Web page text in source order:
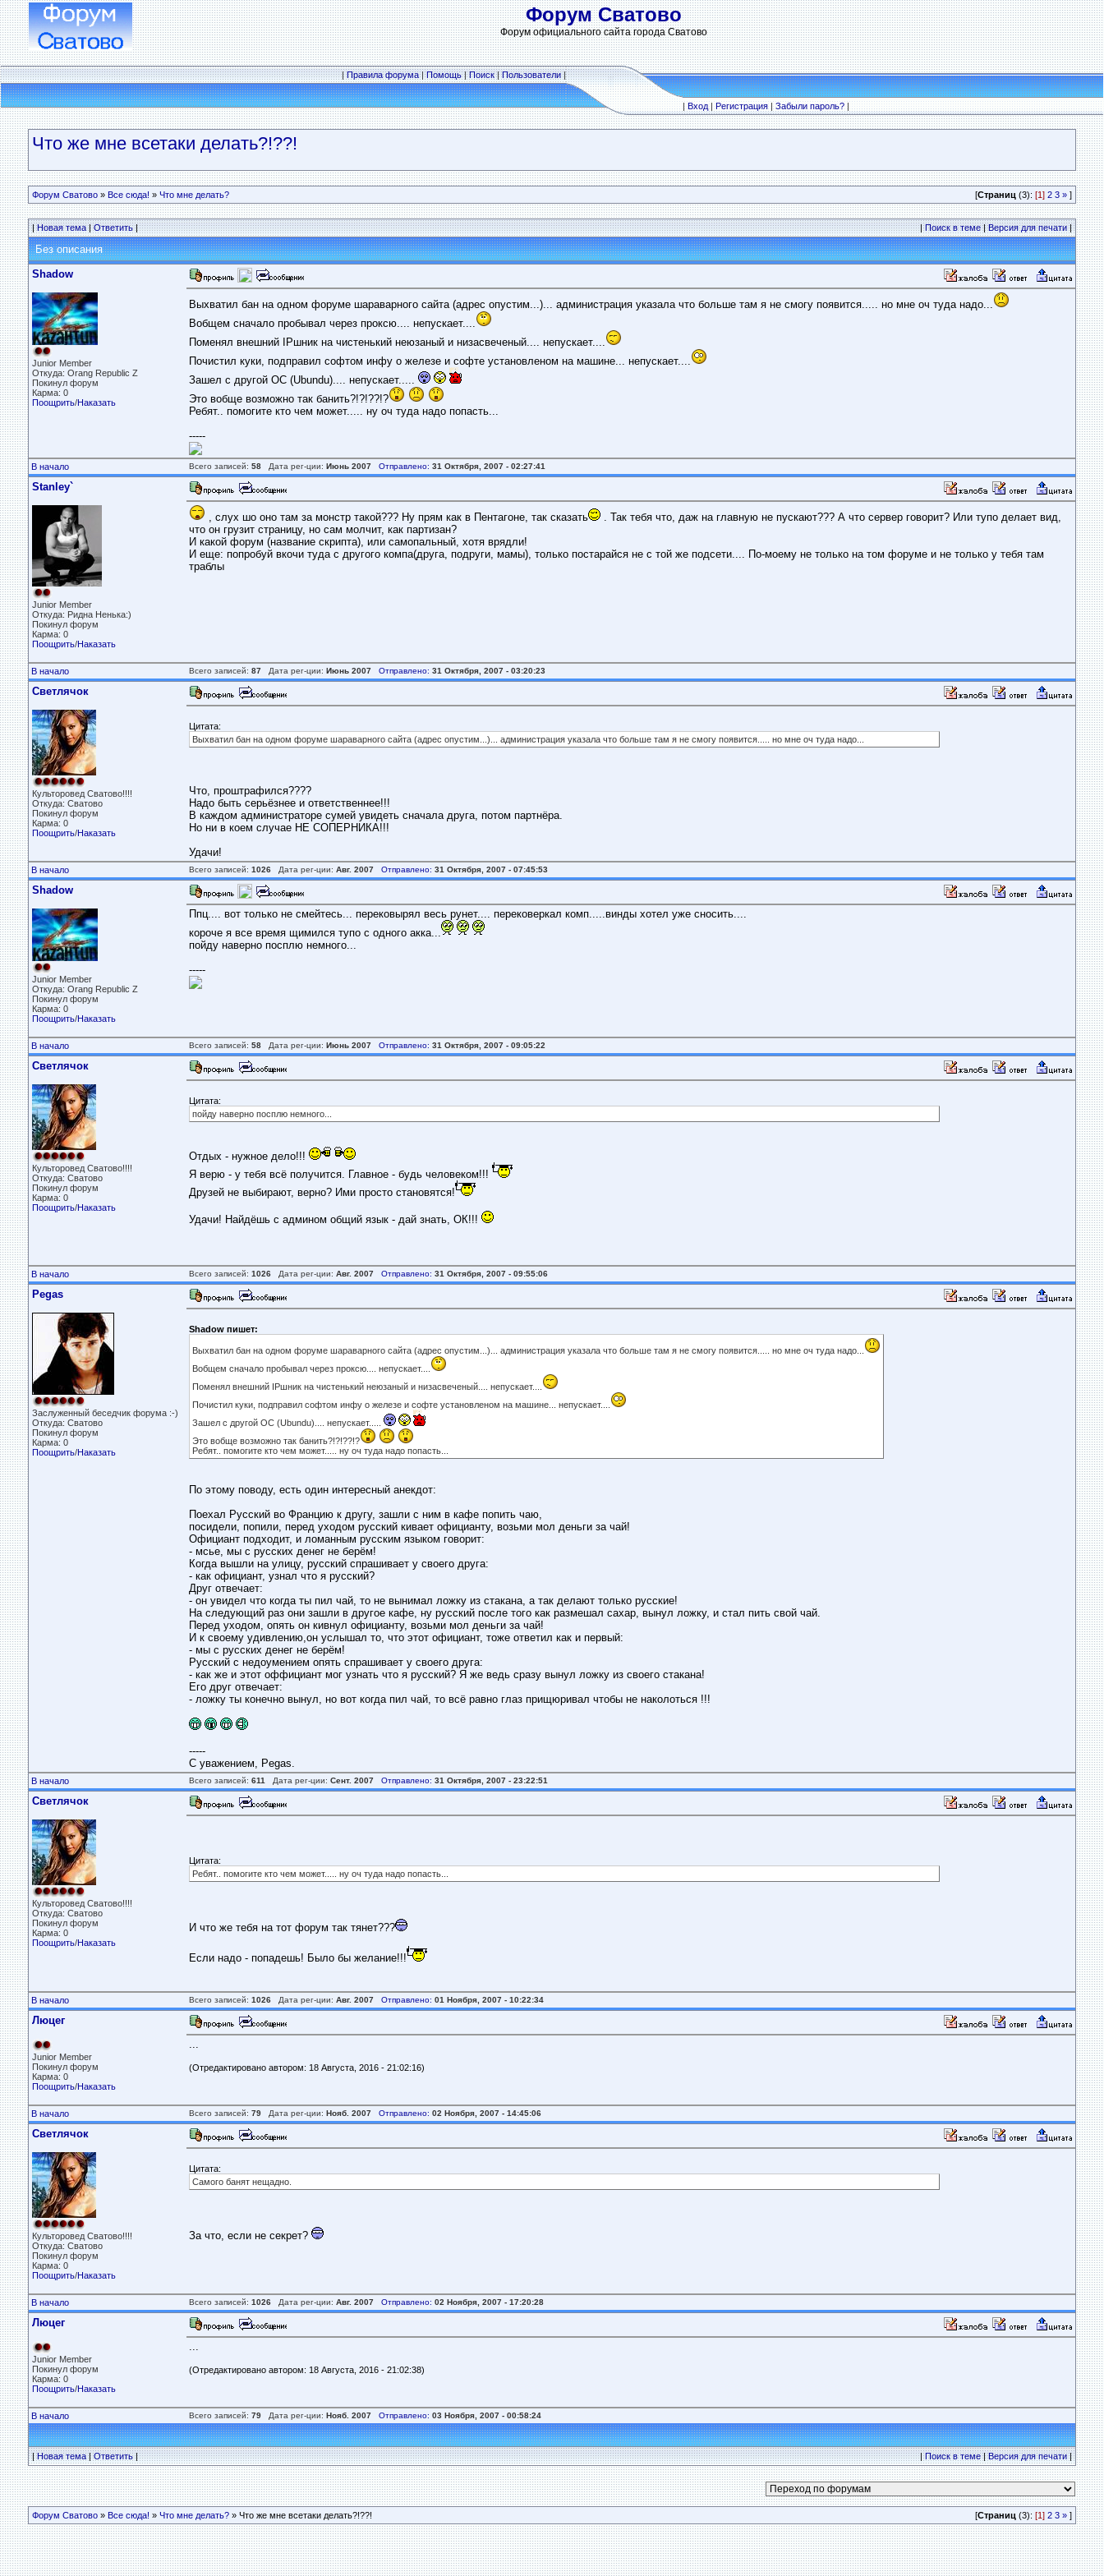
Форум Сватово
Форум официального сайта города Сватово
|Правила форума|Помощь|Поиск|Пользователи|
|Вход|Регистрация|Забыли пароль?|
Что же мне всетаки делать?!??!
Форум Сватово » Все сюда! » Что мне делать? [Страниц (3): [1] 2 3 » ]
|Новая тема|Ответить| |Поиск в теме|Версия для печати|
Без описания
Shadow
Junior Member
Откуда: Orang Republic Z
Покинул форум
Карма: 0
Поощрить/Наказать
Выхватил бан на одном форуме шараварного сайта (адрес опустим...)... администрация указала что больше там я не смогу появится..... но мне оч туда надо...
Вобщем сначало пробывал через проксю.... непускает....
Поменял внешний IPшник на чистенький неюзаный и низасвеченый.... непускает....
Почистил куки, подправил софтом инфу о железе и софте установленом на машине... непускает....
Зашел с другой ОС (Ubundu).... непускает.....
Это вобще возможно так банить?!?!??!?
Ребят.. помогите кто чем может..... ну оч туда надо попасть...
-----
В начало Всего записей: 58 Дата рег-ции: Июнь 2007 Отправлено: 31 Октября, 2007 - 02:27:41
Stanley`
Junior Member
Откуда: Ридна Ненька:)
Покинул форум
Карма: 0
Поощрить/Наказать
, слух шо оно там за монстр такой??? Ну прям как в Пентагоне, так сказать
. Так тебя что, даж на главную не пускают??? А что сервер говорит? Или тупо делает вид,
что он грузит страницу, но сам молчит, как партизан?
И какой форум (название скрипта), или самопальный, хотя врядли!
И еще: попробуй вкочи туда с другого компа(друга, подруги, мамы), только постарайся не с той же подсети.... По-моему не только на том форуме и не только у тебя там
траблы
В начало Всего записей: 87 Дата рег-ции: Июнь 2007 Отправлено: 31 Октября, 2007 - 03:20:23
Светлячок
Культоровед Сватово!!!!
Откуда: Сватово
Покинул форум
Карма: 0
Поощрить/Наказать
Цитата:
Выхватил бан на одном форуме шараварного сайта (адрес опустим...)... администрация указала что больше там я не смогу появится..... но мне оч туда надо...
Что, проштрафился????
Надо быть серьёзнее и ответственнее!!!
В каждом администраторе сумей увидеть сначала друга, потом партнёра.
Но ни в коем случае НЕ СОПЕРНИКА!!!
Удачи!
В начало Всего записей: 1026 Дата рег-ции: Авг. 2007 Отправлено: 31 Октября, 2007 - 07:45:53
Shadow
Junior Member
Откуда: Orang Republic Z
Покинул форум
Карма: 0
Поощрить/Наказать
Ппц.... вот только не смейтесь... перековырял весь рунет.... перековеркал комп.....винды хотел уже сносить....
короче я все время щимился тупо с одного акка...
пойду наверно посплю немного...
-----
В начало Всего записей: 58 Дата рег-ции: Июнь 2007 Отправлено: 31 Октября, 2007 - 09:05:22
Светлячок
Культоровед Сватово!!!!
Откуда: Сватово
Покинул форум
Карма: 0
Поощрить/Наказать
Цитата:
пойду наверно посплю немного...
Отдых - нужное дело!!!
Я верю - у тебя всё получится. Главное - будь человеком!!!
Друзей не выбирают, верно? Ими просто становятся!
Удачи! Найдёшь с админом общий язык - дай знать, ОК!!!
В начало Всего записей: 1026 Дата рег-ции: Авг. 2007 Отправлено: 31 Октября, 2007 - 09:55:06
Pegas
Заслуженный беседчик форума :-)
Откуда: Сватово
Покинул форум
Карма: 0
Поощрить/Наказать
Shadow пишет:
Выхватил бан на одном форуме шараварного сайта (адрес опустим...)... администрация указала что больше там я не смогу появится..... но мне оч туда надо...
Вобщем сначало пробывал через проксю.... непускает....
Поменял внешний IPшник на чистенький неюзаный и низасвеченый.... непускает....
Почистил куки, подправил софтом инфу о железе и софте установленом на машине... непускает....
Зашел с другой ОС (Ubundu).... непускает.....
Это вобще возможно так банить?!?!??!?
Ребят.. помогите кто чем может..... ну оч туда надо попасть...
По этому поводу, есть один интересный анекдот:
Поехал Русский во Францию к другу, зашли с ним в кафе попить чаю,
посидели, попили, перед уходом русский кивает официанту, возьми мол деньги за чай!
Официант подходит, и ломанным русским языком говорит:
- мсье, мы с русских денег не берём!
Когда вышли на улицу, русский спрашивает у своего друга:
- как официант, узнал что я русский?
Друг отвечает:
- он увидел что когда ты пил чай, то не вынимал ложку из стакана, а так делают только русские!
На следующий раз они зашли в другое кафе, ну русский после того как размешал сахар, вынул ложку, и стал пить свой чай.
Перед уходом, опять он кивнул официанту, возьми мол деньги за чай!
И к своему удивлению,он услышал то, что этот официант, тоже ответил как и первый:
- мы с русских денег не берём!
Русский с недоумением опять спрашивает у своего друга:
- как же и этот оффициант мог узнать что я русский? Я же ведь сразу вынул ложку из своего стакана!
Его друг отвечает:
- ложку ты конечно вынул, но вот когда пил чай, то всё равно глаз прищюривал чтобы не наколоться !!!
-----
С уважением, Pegas.
В начало Всего записей: 611 Дата рег-ции: Сент. 2007 Отправлено: 31 Октября, 2007 - 23:22:51
Светлячок
Культоровед Сватово!!!!
Откуда: Сватово
Покинул форум
Карма: 0
Поощрить/Наказать
Цитата:
Ребят.. помогите кто чем может..... ну оч туда надо попасть...
И что же тебя на тот форум так тянет???
Если надо - попадешь! Было бы желание!!!
В начало Всего записей: 1026 Дата рег-ции: Авг. 2007 Отправлено: 01 Ноября, 2007 - 10:22:34
Люцег
Junior Member
Покинул форум
Карма: 0
Поощрить/Наказать
...
(Отредактировано автором: 18 Августа, 2016 - 21:02:16)
В начало Всего записей: 79 Дата рег-ции: Нояб. 2007 Отправлено: 02 Ноября, 2007 - 14:45:06
Светлячок
Культоровед Сватово!!!!
Откуда: Сватово
Покинул форум
Карма: 0
Поощрить/Наказать
Цитата:
Самого банят нещадно.
За что, если не секрет?
В начало Всего записей: 1026 Дата рег-ции: Авг. 2007 Отправлено: 02 Ноября, 2007 - 17:20:28
Люцег
Junior Member
Покинул форум
Карма: 0
Поощрить/Наказать
...
(Отредактировано автором: 18 Августа, 2016 - 21:02:38)
В начало Всего записей: 79 Дата рег-ции: Нояб. 2007 Отправлено: 03 Ноября, 2007 - 00:58:24
|Новая тема|Ответить| |Поиск в теме|Версия для печати|
Форум Сватово » Все сюда! » Что мне делать? » Что же мне всетаки делать?!??! [Страниц (3): [1] 2 3 » ]